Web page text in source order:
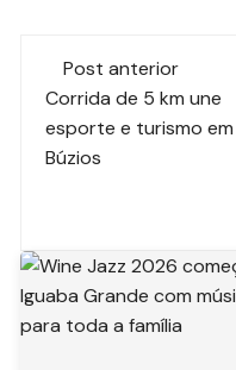
Post anterior
Corrida de 5 km une
esporte e turismo em
Búzios